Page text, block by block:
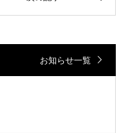
お知らせ一覧